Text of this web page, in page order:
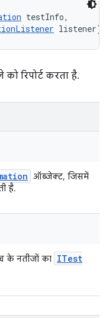
testInfo,
listener)
रिपोर्ट करता है.
ऑब्जेक्ट, जिसमें
है.
के नतीजों का ITest